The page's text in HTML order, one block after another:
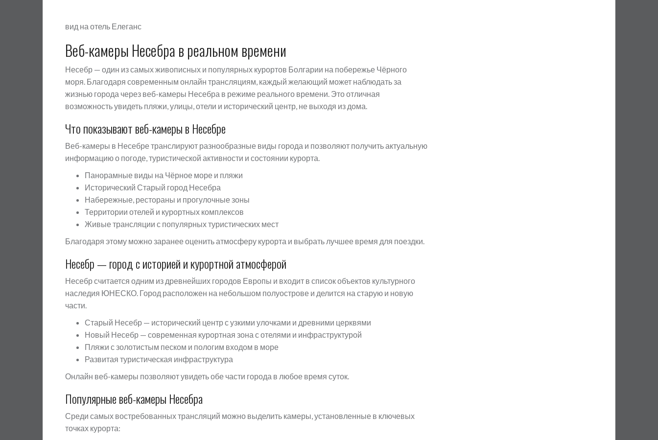
вид на отель Елеганс
Веб-камеры Несебра в реальном времени
Несебр — один из самых живописных и популярных курортов Болгарии на побережье Чёрного
моря. Благодаря современным онлайн трансляциям, каждый желающий может наблюдать за
жизнью города через веб-камеры Несебра в режиме реального времени. Это отличная
возможность увидеть пляжи, улицы, отели и исторический центр, не выходя из дома.
Что показывают веб-камеры в Несебре
Веб-камеры в Несебре транслируют разнообразные виды города и позволяют получить актуальную
информацию о погоде, туристической активности и состоянии курорта.
Панорамные виды на Чёрное море и пляжи
Исторический Старый город Несебра
Набережные, рестораны и прогулочные зоны
Территории отелей и курортных комплексов
Живые трансляции с популярных туристических мест
Благодаря этому можно заранее оценить атмосферу курорта и выбрать лучшее время для поездки.
Несебр — город с историей и курортной атмосферой
Несебр считается одним из древнейших городов Европы и входит в список объектов культурного
наследия ЮНЕСКО. Город расположен на небольшом полуострове и делится на старую и новую
части.
Старый Несебр — исторический центр с узкими улочками и древними церквями
Новый Несебр — современная курортная зона с отелями и инфраструктурой
Пляжи с золотистым песком и пологим входом в море
Развитая туристическая инфраструктура
Онлайн веб-камеры позволяют увидеть обе части города в любое время суток.
Популярные веб-камеры Несебра
Среди самых востребованных трансляций можно выделить камеры, установленные в ключевых
точках курорта: